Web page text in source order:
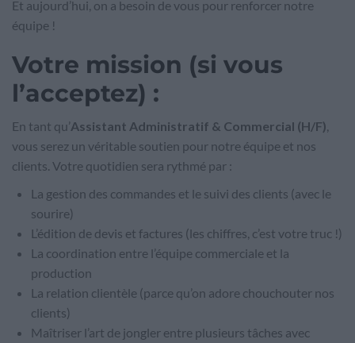
Et aujourd’hui, on a besoin de vous pour renforcer notre
équipe !
Votre mission (si vous
l’acceptez) :
En tant qu’Assistant Administratif & Commercial (H/F),
vous serez un véritable soutien pour notre équipe et nos
clients. Votre quotidien sera rythmé par :
La gestion des commandes et le suivi des clients (avec le
sourire)
L’édition de devis et factures (les chiffres, c’est votre truc !)
La coordination entre l’équipe commerciale et la
production
La relation clientèle (parce qu’on adore chouchouter nos
clients)
Maîtriser l’art de jongler entre plusieurs tâches avec